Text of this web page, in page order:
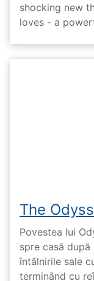
shocking new
loves - a
The
Povestea lui
spre casă după
întâlnirile sale
terminând cu